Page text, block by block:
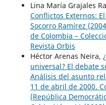
Lina María Grajales
Conflictos Externos:
Socorro Ramírez
de Colombia –
Revista Orbis
Héctor Arenas Neira,
universal? El debate
Análisis del asunto
11 de abril de 2000.
(República